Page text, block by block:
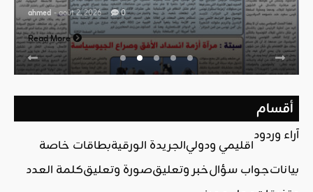
ahmed - août 2, 2026 0
Read More
أقسام
آراء وردود
اقليمي ودوليالجريدة الورقيةبطاقات خاصة
بياناتجواب سؤالخبر وتعليقصورة وتعليقكلمة العدد